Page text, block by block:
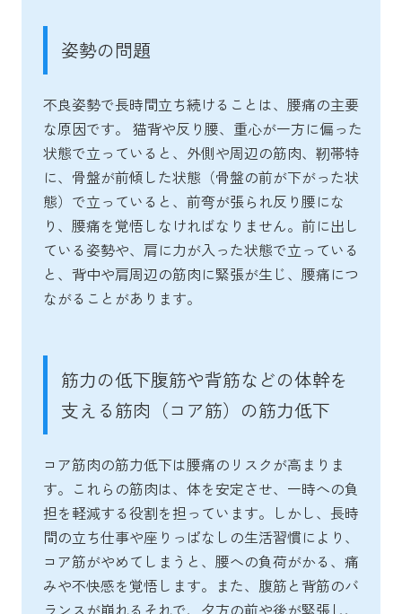
姿勢の問題
不良姿勢で長時間立ち続けることは、腰痛の主要
な原因です。 猫背や反り腰、重心が一方に偏った
状態で立っていると、外側や周辺の筋肉、靭帯特
に、骨盤が前傾した状態（骨盤の前が下がった状
態）で立っていると、前弯が張られ反り腰にな
り、腰痛を覚悟しなければなりません。前に出し
ている姿勢や、肩に力が入った状態で立っている
と、背中や肩周辺の筋肉に緊張が生じ、腰痛につ
ながることがあります。
筋力の低下腹筋や背筋などの体幹を
支える筋肉（コア筋）の筋力低下
コア筋肉の筋力低下は腰痛のリスクが高まりま
す。これらの筋肉は、体を安定させ、一時への負
担を軽減する役割を担っています。しかし、長時
間の立ち仕事や座りっぱなしの生活習慣により、
コア筋がやめてしまうと、腰への負荷がかる、痛
みや不快感を覚悟します。また、腹筋と背筋のバ
ランスが崩れるそれで、夕方の前や後が緊張し、